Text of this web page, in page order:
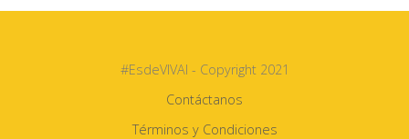
#EsdeVIVAI - Copyright 2021
Contáctanos
Términos y Condiciones